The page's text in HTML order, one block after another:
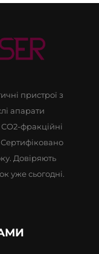
пристрої з
апарати
фракційні
Сертифіковано
Довіряють
уже сьогодні.